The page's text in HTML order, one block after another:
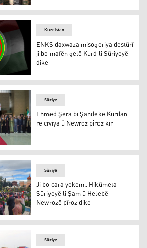
rol û giringiya jinan di 'Artêşa Nû'
destûrî ji bo mafên gelê
Kurdistan
ENKS daxwaza misogeriya destûrî
ji bo mafên gelê Kurd li Sûriyeyê
dike
Kurdan re civiya û Newroz
Sûriye
Ehmed Şera bi Şandeke Kurdan
re civiya û Newroz pîroz kir
Sûriyeyê li Şam û Helebê
Sûriye
Ji bo cara yekem.. Hikûmeta
Sûriyeyê li Şam û Helebê
Newrozê pîroz dike
Sûriye